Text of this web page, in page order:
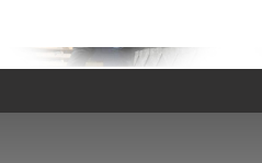
Vesoul
Chalon-sur-Saône